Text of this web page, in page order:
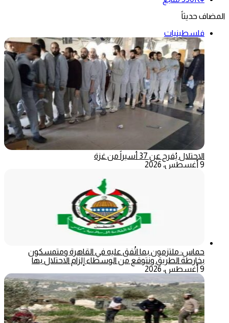
المضاف حديثاً
فلسطينيات
الاحتلال يُفرج عن 37 أسيراً من غزة
9 أغسطس، 2026
حماس: ملتزمون بما اتُفق عليه في القاهرة ومتمسكون
بخارطة الطريق ونتوقع من الوسطاء إلزام الاحتلال بها
9 أغسطس، 2026